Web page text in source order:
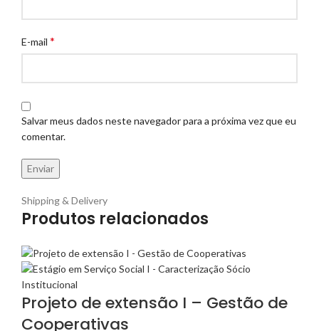
E-mail *
Salvar meus dados neste navegador para a próxima vez que eu
comentar.
Shipping & Delivery
Produtos relacionados
Projeto de extensão I – Gestão de
Cooperativas